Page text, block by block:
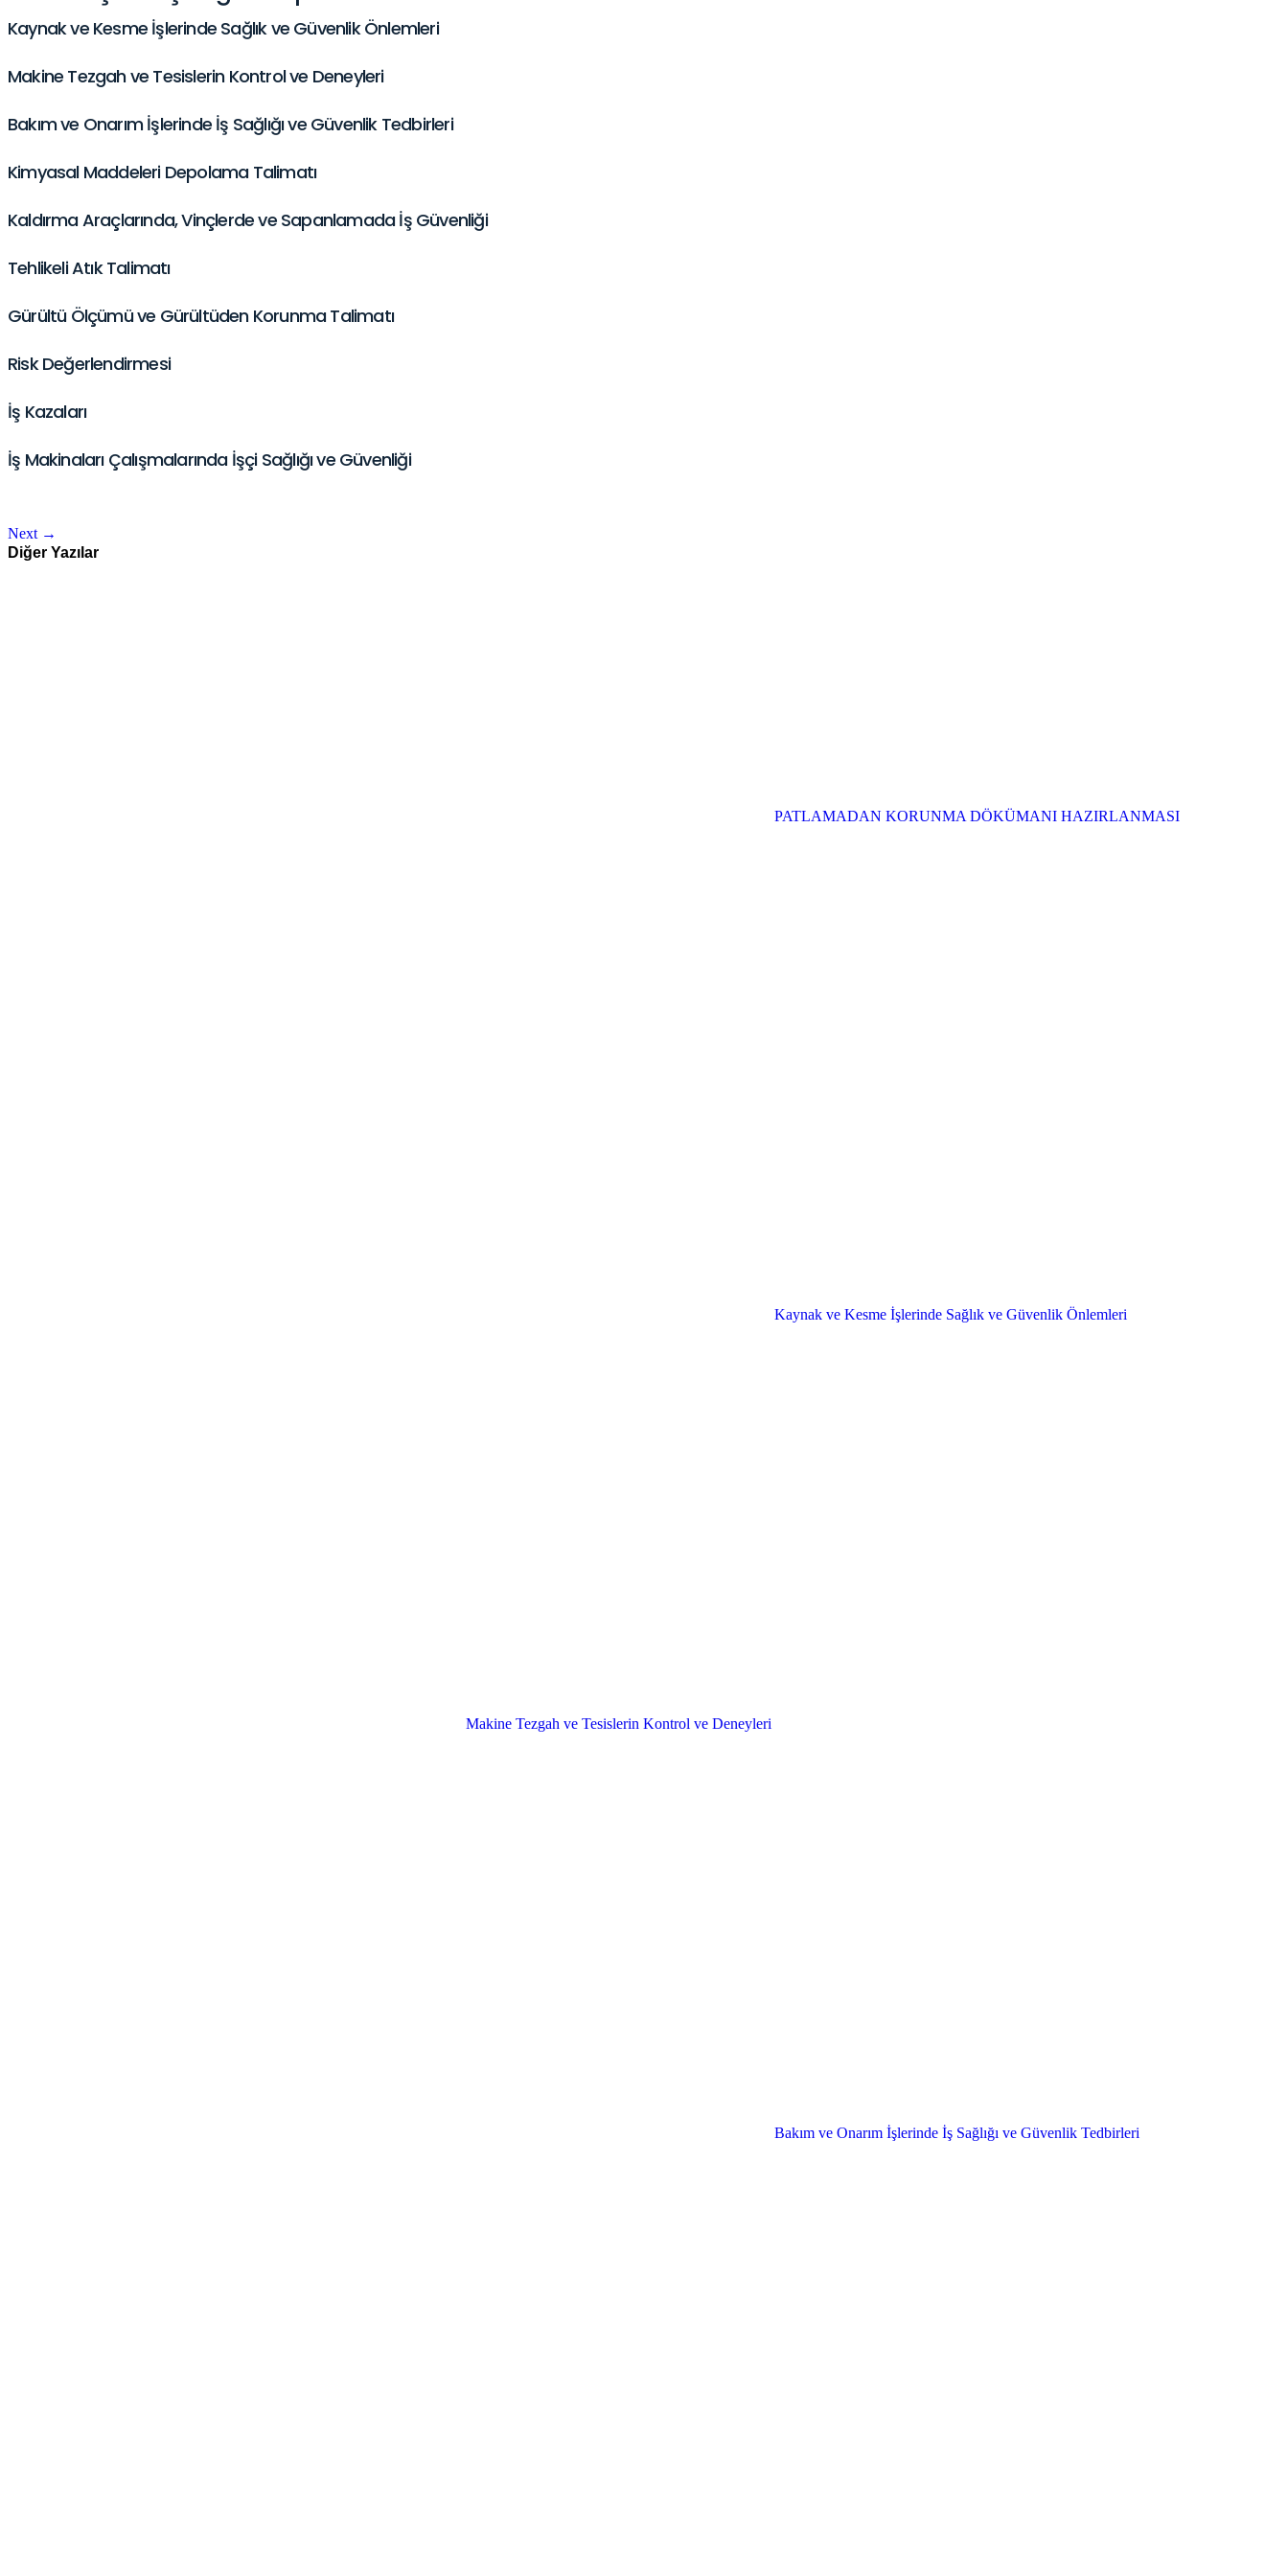
Kaynak ve Kesme İşlerinde Sağlık ve Güvenlik Önlemleri
Makine Tezgah ve Tesislerin Kontrol ve Deneyleri
Bakım ve Onarım İşlerinde İş Sağlığı ve Güvenlik Tedbirleri
Kimyasal Maddeleri Depolama Talimatı
Kaldırma Araçlarında, Vinçlerde ve Sapanlamada İş Güvenliği
Tehlikeli Atık Talimatı
Gürültü Ölçümü ve Gürültüden Korunma Talimatı
Risk Değerlendirmesi
İş Kazaları
İş Makinaları Çalışmalarında İşçi Sağlığı ve Güvenliği
Next →
Diğer Yazılar
PATLAMADAN KORUNMA DÖKÜMANI HAZIRLANMASI
Kaynak ve Kesme İşlerinde Sağlık ve Güvenlik Önlemleri
Makine Tezgah ve Tesislerin Kontrol ve Deneyleri
Bakım ve Onarım İşlerinde İş Sağlığı ve Güvenlik Tedbirleri